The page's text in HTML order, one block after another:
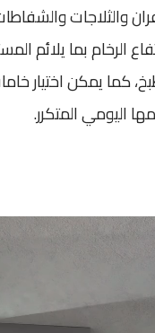
والثلاجات
الرخام بما يلائم
كما يمكن اختيار
اليومي المتكرر.